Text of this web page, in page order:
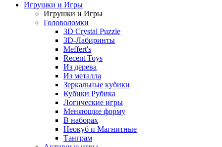
Игрушки и Игры
Игрушки и Игры
Головоломки
3D Crystal Puzzle
3D-Лабиринты
Meffert's
Recent Toys
Из дерева
Из металла
Зеркальные кубики
Кубики Рубика
Логические игры
Меняющие форму
В наборах
Неокуб и Магнитные
Танграм